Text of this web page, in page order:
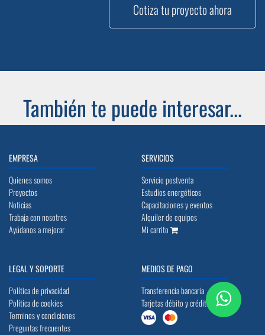
Cotiza tu proyecto ahora
También te puede interesar...
EMPRESA
Quienes somos
Proyectos
Noticias
Trabaja con nosotros
Ayúdanos a mejorar
SERVICIOS
Servicio postventa
Estudios energéticos
Capacitaciones y eventos
Alquiler de equipos
Mi carrito
LEGAL Y SOPORTE
Política de privacidad
Política de cookies
Terminos y condiciones
Preguntas frecuentes
MEDIOS DE PAGO
Transferencia bancaria
Tarjetas débito y crédito